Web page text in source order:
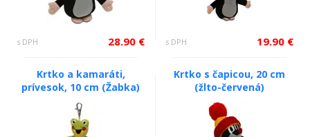
s DPH 28.90 € s DPH 19.90 €
Krtko a kamaráti,
prívesok, 10 cm (Žabka)
Krtko s čapicou, 20 cm
(žlto-červená)